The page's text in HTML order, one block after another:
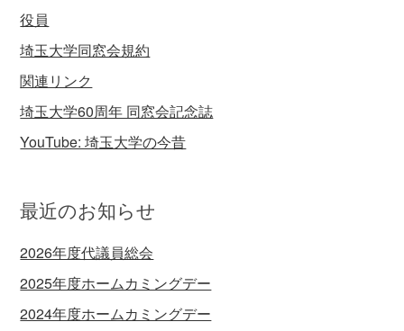
役員
埼玉大学同窓会規約
関連リンク
埼玉大学60周年 同窓会記念誌
YouTube: 埼玉大学の今昔
最近のお知らせ
2026年度代議員総会
2025年度ホームカミングデー
2024年度ホームカミングデー